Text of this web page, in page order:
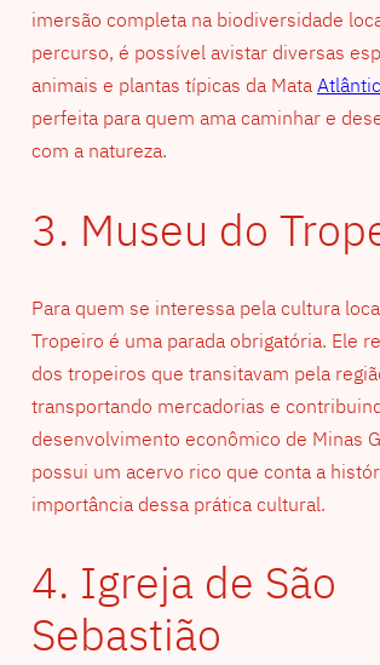
imersão completa na biodiversidade
percurso, é possível avistar diversas
animais e plantas típicas da Mata
perfeita para quem ama caminhar e
com a natureza.
3. Museu do
Para quem se interessa pela cultura
Tropeiro é uma parada obrigatória. Ele
dos tropeiros que transitavam pela
transportando mercadorias e
desenvolvimento econômico de Minas
possui um acervo rico que conta a
importância dessa prática cultural.
4. Igreja de São
Sebastião